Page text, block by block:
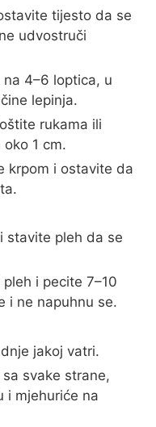
tijesto da se
udvostruči
4–6 loptica, u
lepinja.
rukama ili
1 cm.
krpom i ostavite da
stavite pleh da se
i pecite 7–10
i ne napuhnu se.
jakoj vatri.
svake strane,
i mjehuriće na